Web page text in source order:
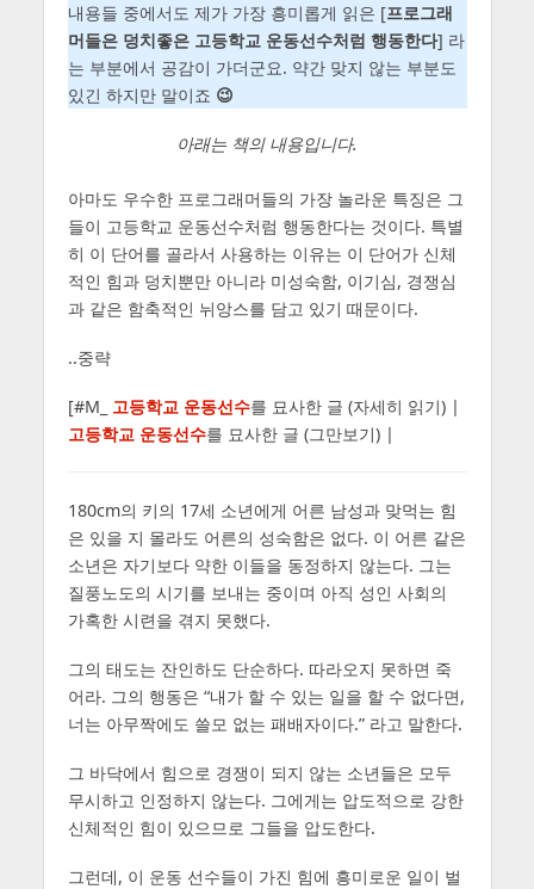
내용들 중에서도 제가 가장 흥미롭게 읽은 [프로그래
머들은 덩치좋은 고등학교 운동선수처럼 행동한다] 라
는 부분에서 공감이 가더군요. 약간 맞지 않는 부분도
있긴 하지만 말이죠 😉
아래는 책의 내용입니다.
아마도 우수한 프로그래머들의 가장 놀라운 특징은 그
들이 고등학교 운동선수처럼 행동한다는 것이다. 특별
히 이 단어를 골라서 사용하는 이유는 이 단어가 신체
적인 힘과 덩치뿐만 아니라 미성숙함, 이기심, 경쟁심
과 같은 함축적인 뉘앙스를 담고 있기 때문이다.
..중략
[#M_ 고등학교 운동선수를 묘사한 글 (자세히 읽기) |
고등학교 운동선수를 묘사한 글 (그만보기) |
180cm의 키의 17세 소년에게 어른 남성과 맞먹는 힘
은 있을 지 몰라도 어른의 성숙함은 없다. 이 어른 같은
소년은 자기보다 약한 이들을 동정하지 않는다. 그는
질풍노도의 시기를 보내는 중이며 아직 성인 사회의
가혹한 시련을 겪지 못했다.
그의 태도는 잔인하도 단순하다. 따라오지 못하면 죽
어라. 그의 행동은 “내가 할 수 있는 일을 할 수 없다면,
너는 아무짝에도 쓸모 없는 패배자이다.” 라고 말한다.
그 바닥에서 힘으로 경쟁이 되지 않는 소년들은 모두
무시하고 인정하지 않는다. 그에게는 압도적으로 강한
신체적인 힘이 있으므로 그들을 압도한다.
그런데, 이 운동 선수들이 가진 힘에 흥미로운 일이 벌